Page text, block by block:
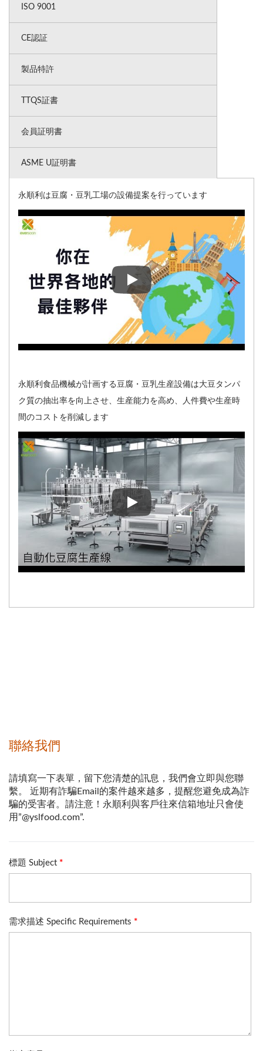
ISO 9001
CE認証
製品特許
TTQS証書
会員証明書
ASME U証明書
永順利は豆腐・豆乳工場の設備提案を行っています
永順利は豆腐・豆乳工場の設
永順利食品機械が計画する豆腐・豆乳生産設備は大豆タンパ
ク質の抽出率を向上させ、生産能力を高め、人件費や生産時
間のコストを削減します
永順利食品機械が計画する豆